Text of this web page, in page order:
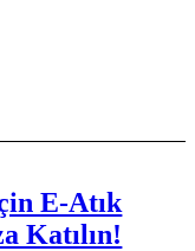
E-Atık
Katılın!